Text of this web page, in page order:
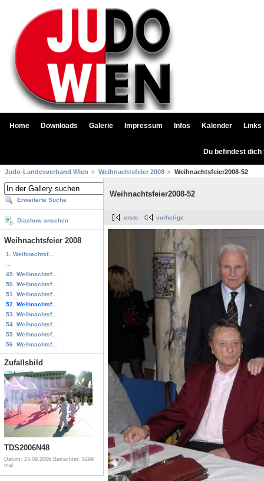
Home Downloads Galerie Impressum Infos Kalender Links
Du befindest
Judo-Landesverband Wien Weihnachtsfeier 2008 Weihnachtsfeier2008-52
Erweiterte Suche
Diashow ansehen
Weihnachtsfeier 2008
1. Weihnachtsf...
49. Weihnachtsf...
50. Weihnachtsf...
51. Weihnachtsf...
52. Weihnachtsf...
53. Weihnachtsf...
54. Weihnachtsf...
55. Weihnachtsf...
56. Weihnachtsf...
Zufallsbild
TDS2006N48
Datum: 23.09.2006 Betrachtet: 5299
mal
Weihnachtsfeier2008-52
erste vorherige